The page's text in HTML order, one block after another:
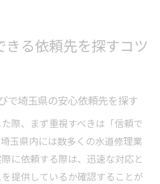
きる依頼先を探すコツ
で埼玉県の安心依頼先を探す
際、まず重視すべきは「信頼で
玉県内には数多くの水道修理業
に依頼する際は、迅速な対応と
提供しているか確認することが